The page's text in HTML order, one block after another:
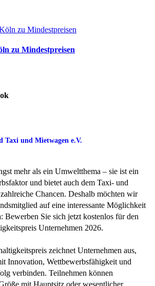
zu Mindestpreisen
Taxi und Mietwagen e.V.
mehr als ein Umweltthema – sie ist ein
und bietet auch dem Taxi- und
Chancen. Deshalb möchten wir
auf eine interessante Möglichkeit
Bewerben Sie sich jetzt kostenlos für den
Unternehmen 2026.
zeichnet Unternehmen aus,
Innovation, Wettbewerbsfähigkeit und
verbinden. Teilnehmen können
mit Hauptsitz oder wesentlicher